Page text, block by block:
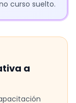
curso suelto.
a